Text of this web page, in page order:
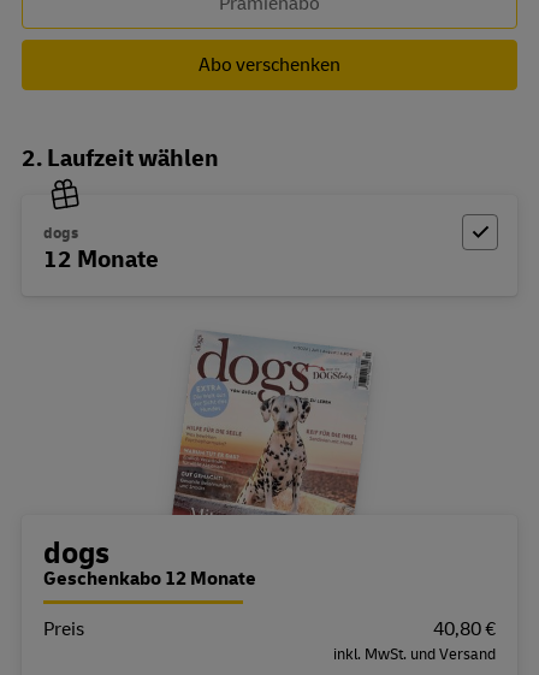
Abo verschenken
2. Laufzeit wählen
dogs
12 Monate
Bestellübersicht
dogs
Geschenkabo 12 Monate
Eigenschaft
Preis 40,80 €
inkl. MwSt. und Versand